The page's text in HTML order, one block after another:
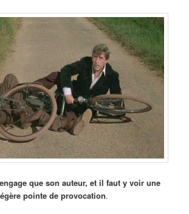
que son auteur, et il faut y voir une
pointe de provocation.